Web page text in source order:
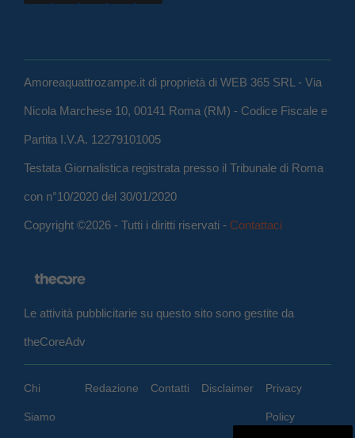
Amoreaquattrozampe.it di proprietà di WEB 365 SRL - Via
Nicola Marchese 10, 00141 Roma (RM) - Codice Fiscale e
Partita I.V.A. 12279101005
Testata Giornalistica registrata presso il Tribunale di Roma
con n°10/2020 del 30/01/2020
Copyright ©2026 - Tutti i diritti riservati - Contattaci
Le attività pubblicitarie su questo sito sono gestite da
theCoreAdv
Chi
Siamo
Redazione Contatti Disclaimer Privacy
Policy